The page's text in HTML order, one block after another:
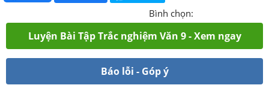
Bình chọn:
Luyện Bài Tập Trắc nghiệm Văn 9 - Xem ngay
Báo lỗi - Góp ý